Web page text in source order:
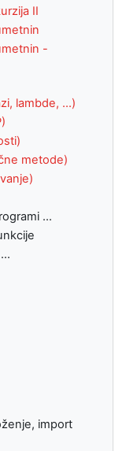
II
-
lambde, ...)
metode)
...
import